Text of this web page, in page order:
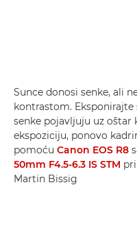
Sunce donosi senke, ali
kontrastom.
senke pojavljuju uz oštar
ekspoziciju, ponovo
pomoću Canon EOS R8
50mm F4.5-6.3 IS STM
Martin Bissig